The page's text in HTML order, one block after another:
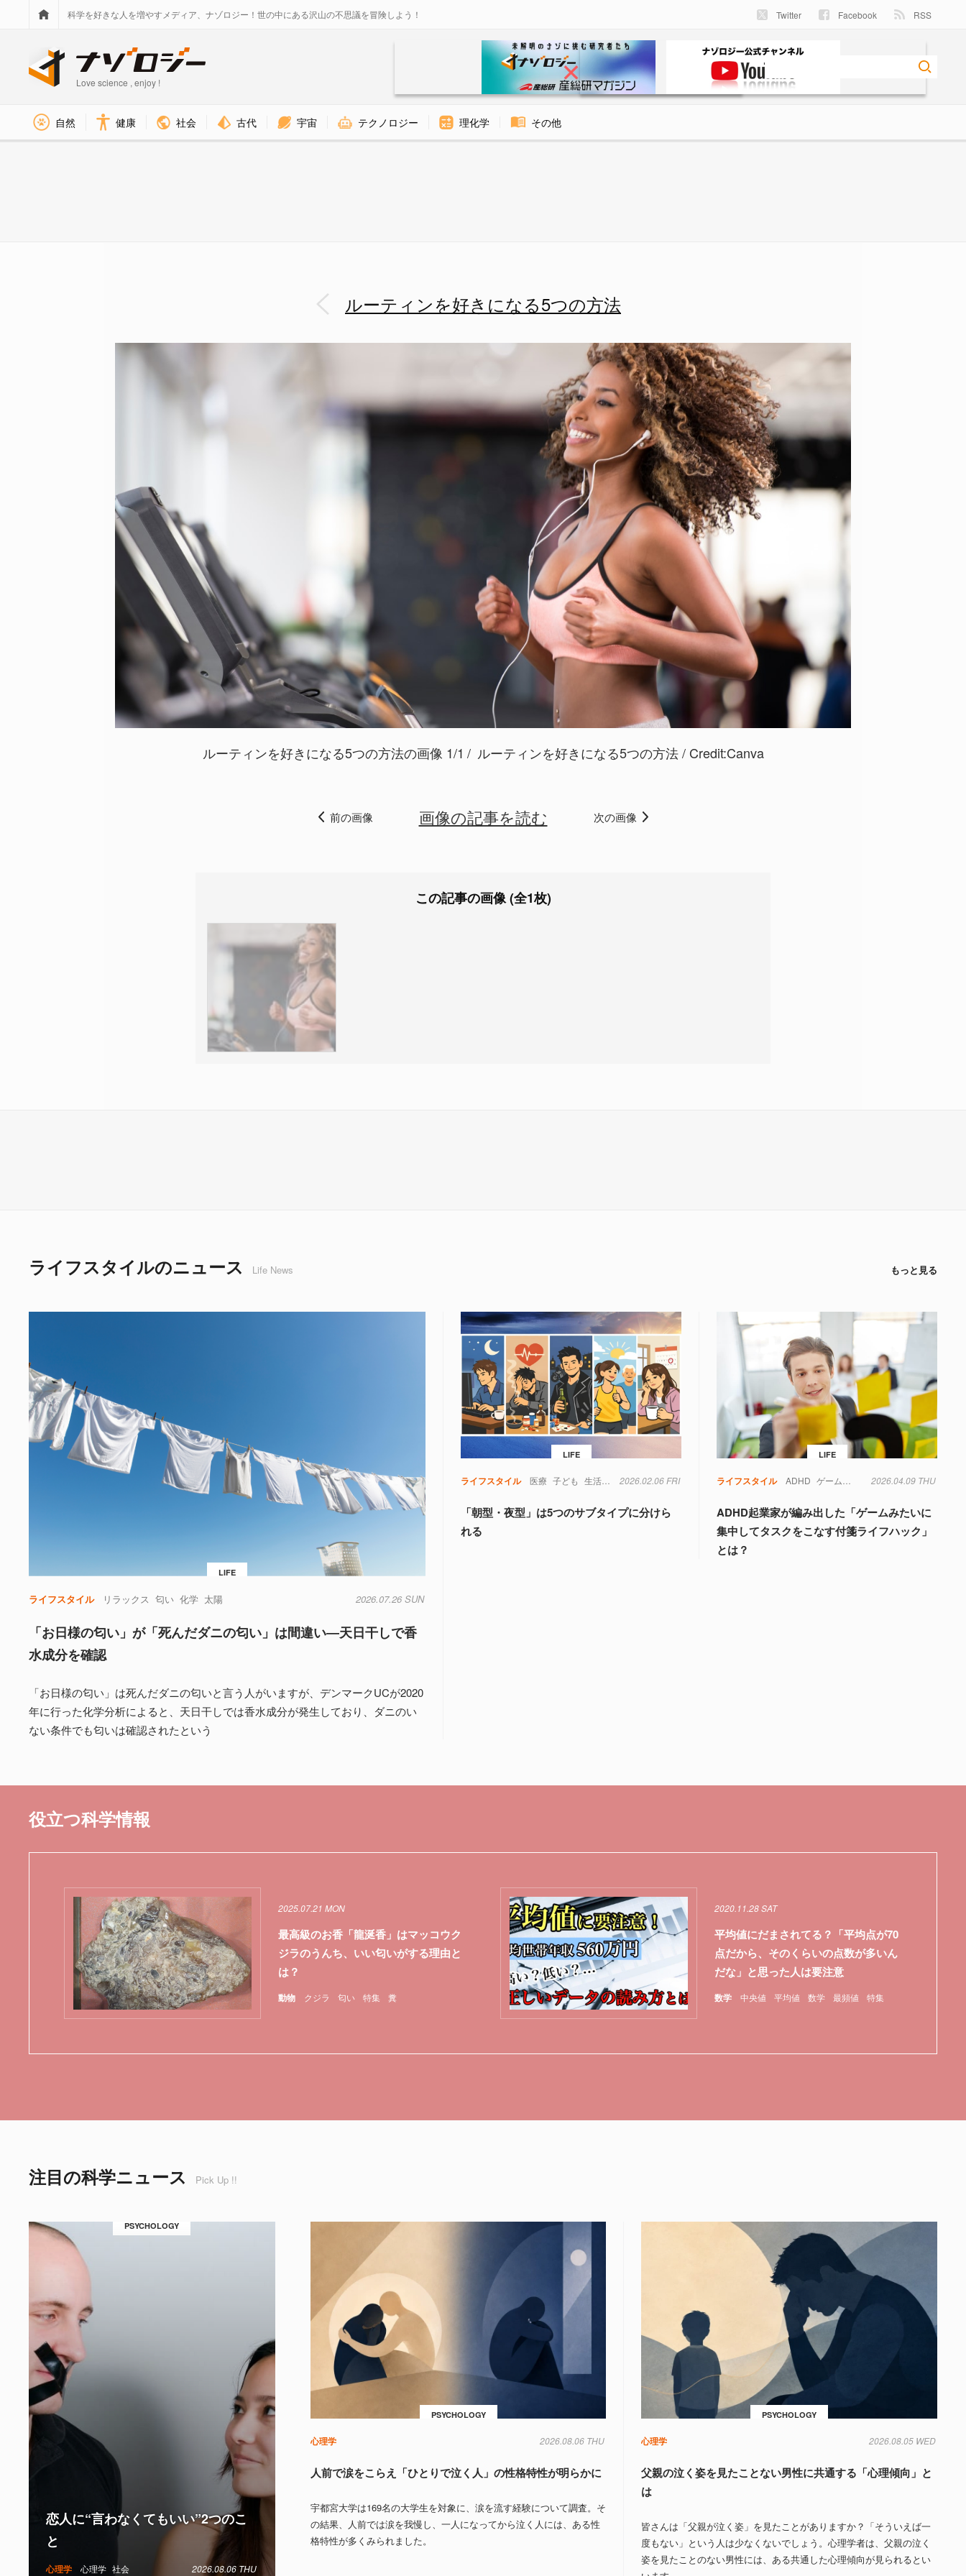
科学を好きな人を増やすメディア、ナゾロジー！世の中にある沢山の不思議を冒険しよう！ Twitter Facebook RSS
Love science , enjoy !
自然 健康 社会 古代 宇宙 テクノロジー 理化学 その他
ルーティンを好きになる5つの方法
ルーティンを好きになる5つの方法の画像 1/1 ルーティンを好きになる5つの方法 / Credit:Canva
前の画像 画像の記事を読む 次の画像
この記事の画像 (全1枚)
ライフスタイルのニュース Life News もっと見る
LIFE
ライフスタイル リラックス 匂い 化学 太陽 2026.07.26 SUN
「お日様の匂い」が「死んだダニの匂い」は間違い―天日干しで香
水成分を確認
「お日様の匂い」は死んだダニの匂いと言う人がいますが、デンマークUCが2020
年に行った化学分析によると、天日干しでは香水成分が発生しており、ダニのい
ない条件でも匂いは確認されたという
LIFE
ライフスタイル 医療 子ども 生活 生物 生物学 睡眠
2026.02.06 FRI
「朝型・夜型」は5つのサブタイプに分けら
れる
LIFE
ライフスタイル ADHD ゲーム 生活 脳
2026.04.09 THU
ADHD起業家が編み出した「ゲームみたいに
集中してタスクをこなす付箋ライフハック」
とは？
役立つ科学情報
動物 クジラ 匂い 特集 糞
2025.07.21 MON
最高級のお香「龍涎香」はマッコウク
ジラのうんち、いい匂いがする理由と
は？
数学 中央値 平均値 数学 最頻値 特集
2020.11.28 SAT
平均値にだまされてる？「平均点が70
点だから、そのくらいの点数が多いん
だな」と思った人は要注意
注目の科学ニュース Pick Up !!
PSYCHOLOGY
心理学 心理学 社会 2026.08.06 THU
恋人に“言わなくてもいい”2つのこ
と
PSYCHOLOGY
心理学 2026.08.06 THU
人前で涙をこらえ「ひとりで泣く人」の性格特性が明らかに
宇都宮大学は169名の大学生を対象に、涙を流す経験について調査。そ
の結果、人前では涙を我慢し、一人になってから泣く人には、ある性
格特性が多くみられました。
PSYCHOLOGY
心理学 2026.08.05 WED
父親の泣く姿を見たことない男性に共通する「心理傾向」と
は
皆さんは「父親が泣く姿」を見たことがありますか？「そういえば一
度もない」という人は少なくないでしょう。心理学者は、父親の泣く
姿を見たことのない男性には、ある共通した心理傾向が見られるとい